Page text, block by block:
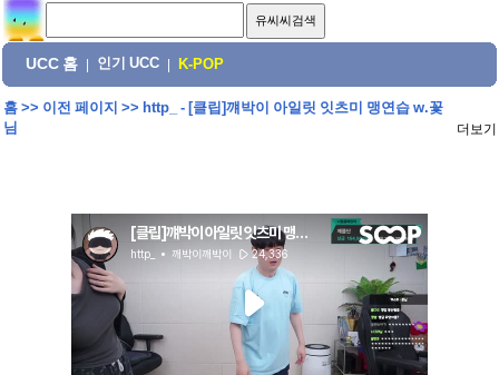
UCC 홈 인기 UCC K-POP
홈>> 이전 페이지 >> http_ - [클립]꺠박이 아일릿 잇츠미 맹연습 w.꽃
님
더보기